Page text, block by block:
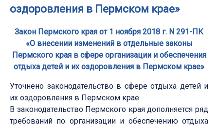
оздоровления в Пермском крае»
Закон Пермского края от 1 ноября 2018 г. N 291-ПК
«О внесении изменений в отдельные законы
Пермского края в сфере организации и обеспечения
отдыха детей и их оздоровления в Пермском крае»
Уточнено законодательство в сфере отдыха детей и
их оздоровления в Пермском крае.
В законодательство Пермского края дополняется ряд
требований по организации и обеспечению отдыха